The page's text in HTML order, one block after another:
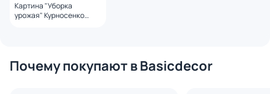
Картина "Уборка
урожая" Курносенко
Почему покупают в Basicdecor